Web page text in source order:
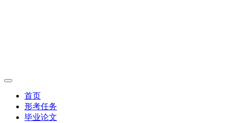
首页
形考任务
毕业论文